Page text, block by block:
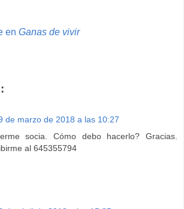
en Ganas de vivir
de marzo de 2018 a las 10:27
socia. Cómo debo hacerlo? Gracias.
al 645355794